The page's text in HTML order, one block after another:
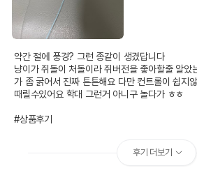
약간 절에 풍경? 그런 종같이 생겼답니다
냥이가 쥐돌이 처돌이라 쥐버전을 좋아할줄 알았
가 좀 굵어서 진짜 튼튼해요 다만 컨트롤이 쉽지
때릴수있어요 학대 그런거 아니구 놀다가 ㅎㅎ
#상품후기
후기 더보기